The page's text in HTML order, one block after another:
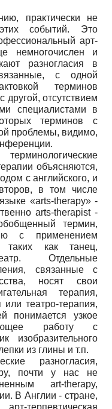
практически не
событий. Это
арт-
немногочислен и
разногласия в
с одной
терминов
отсутствием
специалистами в
терминов с
проблемы, видимо,
объясняются,
с английского, и
в том числе
«arts-therapy» -
arts-therapist -
термин,
с применением
таких как танец,
Отдельные
связанные с
носят свои
терапия,
театро-терапия,
понимается узкое
работу с
изобразительного
из глины и т.п.
разногласия,
почти у нас не
art-therapy,
В Англии - стране,
терпевтическая